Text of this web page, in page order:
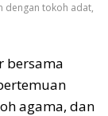
dengan tokoh adat,
bersama
agama, dan